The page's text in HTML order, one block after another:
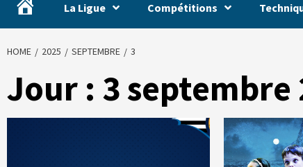
La Ligue Compétitions
HOME 2025 SEPTEMBRE 3
Jour : 3 septembre